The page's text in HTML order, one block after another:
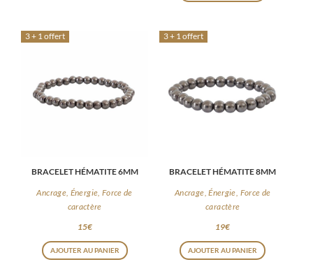
3 + 1 offert
BRACELET HÉMATITE 6MM
Ancrage, Énergie, Force de
caractère
15€
AJOUTER AU PANIER
3 + 1 offert
BRACELET HÉMATITE 8MM
Ancrage, Énergie, Force de
caractère
19€
AJOUTER AU PANIER